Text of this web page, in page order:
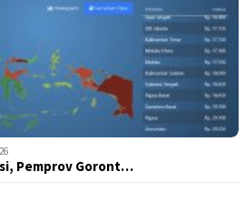
Pemprov Goront…